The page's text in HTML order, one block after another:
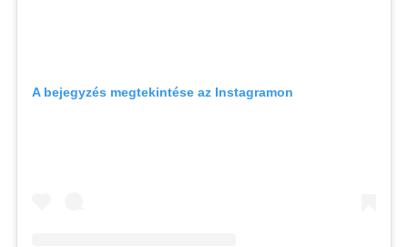
A bejegyzés megtekintése az Instagramon